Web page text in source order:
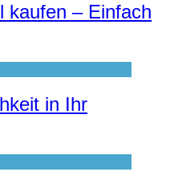
kaufen – Einfach
in Ihr